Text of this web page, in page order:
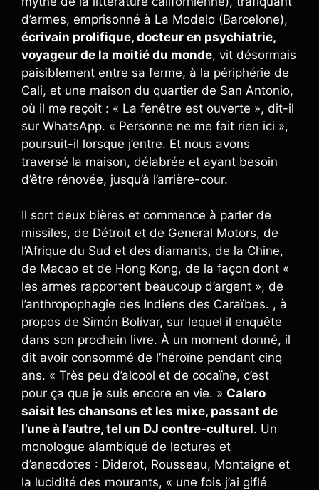
d’armes, emprisonné à La Modelo (Barcelone),
écrivain prolifique, docteur en psychiatrie,
voyageur de la moitié du monde, vit désormais
paisiblement entre sa ferme, à la périphérie de
Cali, et une maison du quartier de San Antonio,
où il me reçoit : « La fenêtre est ouverte », dit-il
sur WhatsApp. « Personne ne me fait rien ici »,
poursuit-il lorsque j’entre. Et nous avons
traversé la maison, délabrée et ayant besoin
d’être rénovée, jusqu’à l’arrière-cour.
Il sort deux bières et commence à parler de
missiles, de Détroit et de General Motors, de
l’Afrique du Sud et des diamants, de la Chine,
de Macao et de Hong Kong, de la façon dont «
les armes rapportent beaucoup d’argent », de
l’anthropophagie des Indiens des Caraïbes. , à
propos de Simón Bolívar, sur lequel il enquête
dans son prochain livre. À un moment donné, il
dit avoir consommé de l’héroïne pendant cinq
ans. « Très peu d’alcool et de cocaïne, c’est
pour ça que je suis encore en vie. » Calero
saisit les chansons et les mixe, passant de
l’une à l’autre, tel un DJ contre-culturel. Un
monologue alambiqué de lectures et
d’anecdotes : Diderot, Rousseau, Montaigne et
la lucidité des mourants, « une fois j’ai giflé